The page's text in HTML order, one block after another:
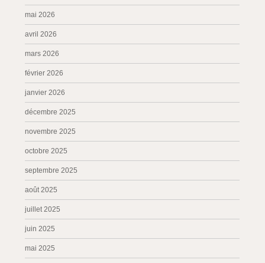
mai 2026
avril 2026
mars 2026
février 2026
janvier 2026
décembre 2025
novembre 2025
octobre 2025
septembre 2025
août 2025
juillet 2025
juin 2025
mai 2025